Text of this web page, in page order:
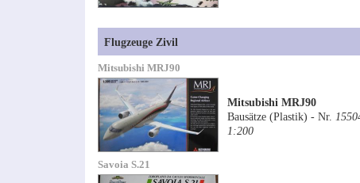
Flugzeuge Zivil
Mitsubishi MRJ90
Mitsubishi MRJ90
Bausätze (Plastik) - Nr.
1:200
Savoia S.21